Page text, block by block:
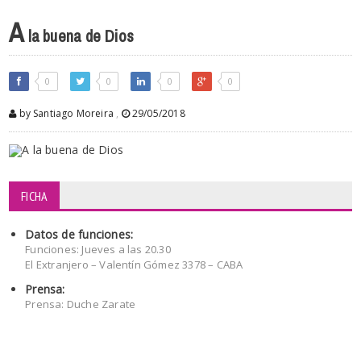
Ala buena de Dios
0 0 0 0
by Santiago Moreira , 29/05/2018
FICHA
Datos de funciones:
Funciones: Jueves a las 20.30
El Extranjero – Valentín Gómez 3378 – CABA
Prensa:
Prensa: Duche Zarate